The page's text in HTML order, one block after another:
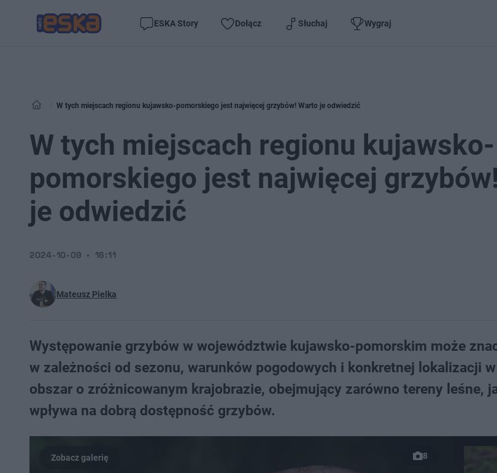
ESKA Story Dołącz Słuchaj Wygraj
W tych miejscach regionu kujawsko-pomorskiego jest najwięcej grzybów! Warto je odwiedzić
W tych miejscach regionu kujawsko-
pomorskiego jest najwięcej
je odwiedzić
Mateusz Pielka
2024-10-09 16:11
Występowanie grzybów w województwie kujawsko-pomorskim może
w zależności od sezonu, warunków pogodowych i konkretnej lokalizacji
obszar o zróżnicowanym krajobrazie, obejmujący zarówno tereny leśne,
wpływa na dobrą dostępność grzybów.
8